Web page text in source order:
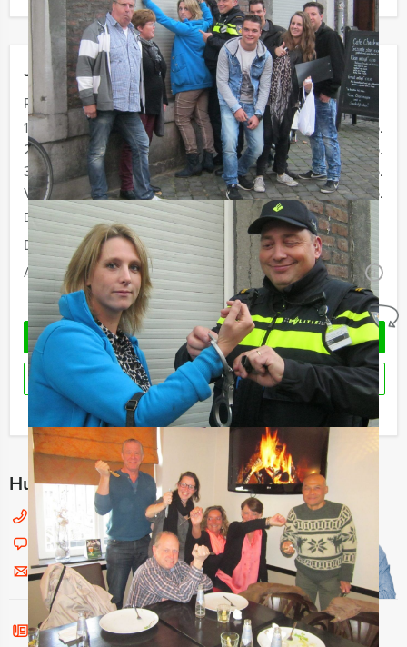
Jouw uitje
Prijs :
12 - 19 personen
€ 69,50 p.p.
20 - 29 personen
€ 66,50 p.p.
30 - 39 personen
€ 64,50 p.p.
Vanaf 40 personen
€ 62,50 p.p.
De prijzen zijn exclusief BTW
Duur:
5 uur
Aantal:
Minimaal 12 personen
Geheel vrijblijvend
VRAAG VRIJBLIJVEND OFFERTE AAN
RESERVEREN
Ik heb een vraag over dit uitje
Hulp nodig bij het kiezen?
030 214 50 45
Chat met Jeroen
Stuur ons een mailtje
Bel mij terug